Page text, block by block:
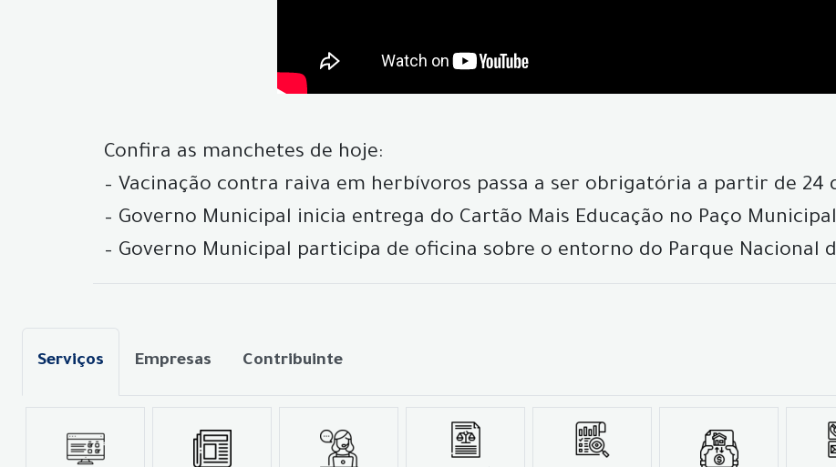
Confira as manchetes de hoje:
– Vacinação contra raiva em herbívoros passa a ser obrigatória a partir de 24
– Governo Municipal inicia entrega do Cartão Mais Educação no Paço
– Governo Municipal participa de oficina sobre o entorno do Parque Nacional
Serviços Empresas Contribuinte